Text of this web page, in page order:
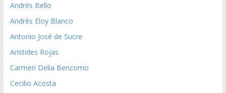
Andrés Bello
Andrés Eloy Blanco
Antonio José de Sucre
Aristides Rojas
Carmen Delia Bencomo
Cecilio Acosta